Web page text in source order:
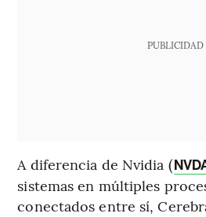
PUBLICIDAD
A diferencia de Nvidia (
sistemas en múltiples
conectados entre sí,